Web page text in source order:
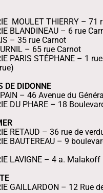
MOULET THIERRY – 71
BLANDINEAU – 6 rue
– 35 rue Carnot
– 65 rue Carnot
PARIS STÉPHANE – 1
DE DIDONNE
– 46 Avenue du
DU PHARE – 18
RETAUD – 36 rue de
BAUTEREAU – 9
LAVIGNE – 4 a. Malakoff
GAILLARDON – 12 Rue